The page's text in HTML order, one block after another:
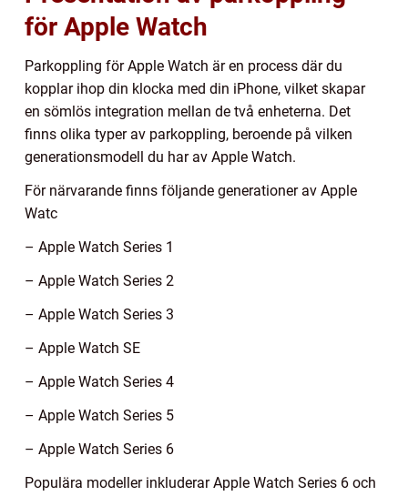
för Apple Watch
Parkoppling för Apple Watch är en process där du
kopplar ihop din klocka med din iPhone, vilket skapar
en sömlös integration mellan de två enheterna. Det
finns olika typer av parkoppling, beroende på vilken
generationsmodell du har av Apple Watch.
För närvarande finns följande generationer av Apple
Watc
– Apple Watch Series 1
– Apple Watch Series 2
– Apple Watch Series 3
– Apple Watch SE
– Apple Watch Series 4
– Apple Watch Series 5
– Apple Watch Series 6
Populära modeller inkluderar Apple Watch Series 6 och